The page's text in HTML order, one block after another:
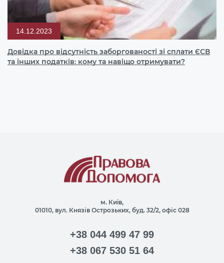
14.12.2023
Довідка про відсутність заборгованості зі сплати ЄСВ
та інших податків: кому та навіщо отримувати?
м. Київ,
01010, вул. Князів Острозьких, буд. 32/2, офіс 028
+38 044 499 47 99
+38 067 530 51 64